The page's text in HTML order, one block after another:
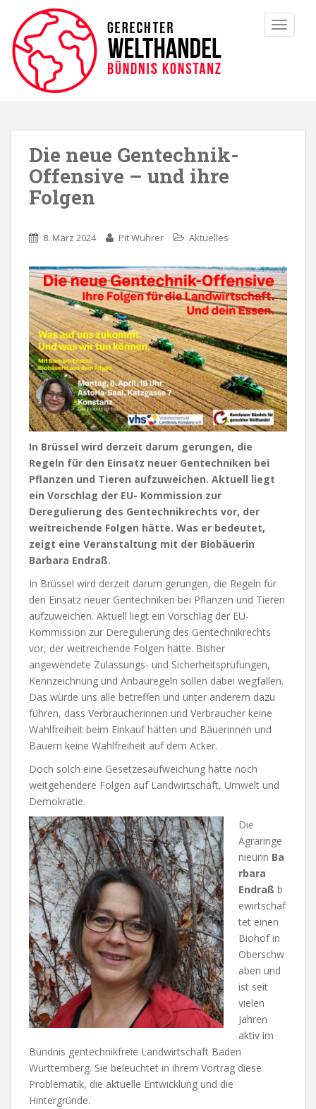
Die neue Gentechnik-
Offensive – und ihre
Folgen
8. März 2024 Pit Wuhrer Aktuelles
In Brüssel wird derzeit darum gerungen, die
Regeln für den Einsatz neuer Gentechniken bei
Pflanzen und Tieren aufzuweichen. Aktuell liegt
ein Vorschlag der EU- Kommission zur
Deregulierung des Gentechnikrechts vor, der
weitreichende Folgen hätte. Was er bedeutet,
zeigt eine Veranstaltung mit der Biobäuerin
Barbara Endraß.
In Brüssel wird derzeit darum gerungen, die Regeln für
den Einsatz neuer Gentechniken bei Pflanzen und Tieren
aufzuweichen. Aktuell liegt ein Vorschlag der EU-
Kommission zur Deregulierung des Gentechnikrechts
vor, der weitreichende Folgen hätte. Bisher
angewendete Zulassungs- und Sicherheitsprüfungen,
Kennzeichnung und Anbauregeln sollen dabei wegfallen.
Das würde uns alle betreffen und unter anderem dazu
führen, dass Verbraucherinnen und Verbraucher keine
Wahlfreiheit beim Einkauf hätten und Bäuerinnen und
Bauern keine Wahlfreiheit auf dem Acker.
Doch solch eine Gesetzesaufweichung hätte noch
weitgehendere Folgen auf Landwirtschaft, Umwelt und
Demokratie.
Die
Agraringe
nieurin Ba
rbara
Endraß b
ewirtschaf
tet einen
Biohof in
Oberschw
aben und
ist seit
vielen
Jahren
aktiv im
Bündnis gentechnikfreie Landwirtschaft Baden
Württemberg. Sie beleuchtet in ihrem Vortrag diese
Problematik, die aktuelle Entwicklung und die
Hintergründe.